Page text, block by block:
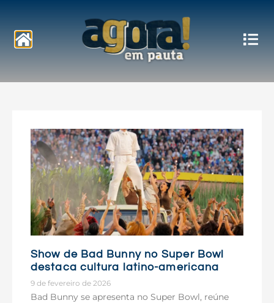
Notícias
Show de Bad Bunny no Super Bowl
destaca cultura latino-americana
9 de fevereiro de 2026
Bad Bunny se apresenta no Super Bowl, reúne